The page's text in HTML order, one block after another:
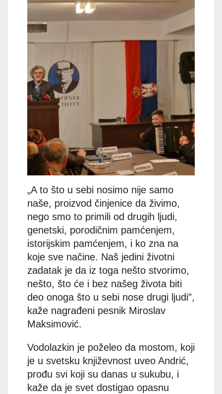
„A to što u sebi nosimo nije samo
naše, proizvod činjenice da živimo,
nego smo to primili od drugih ljudi,
genetski, porodičnim pamćenjem,
istorijskim pamćenjem, i ko zna na
koje sve načine. Naš jedini životni
zadatak je da iz toga nešto stvorimo,
nešto, što će i bez našeg života biti
deo onoga što u sebi nose drugi ljudi”,
kaže nagrađeni pesnik Miroslav
Maksimović.
Vodolazkin je poželeo da mostom, koji
je u svetsku književnost uveo Andrić,
prođu svi koji su danas u sukubu, i
kaže da je svet dostigao opasnu